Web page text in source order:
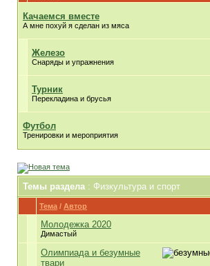
Качаемся вместе
А мне похуй я сделан из мяса
Железо
Снаряды и упражнения
Турник
Перекладина и брусья
Футбол
Тренировки и мероприятия
Темы раздела: Физкультура и спорт
Тема / Автор
Молодежка 2020
Димастый
Олимпиада и безумные
твари